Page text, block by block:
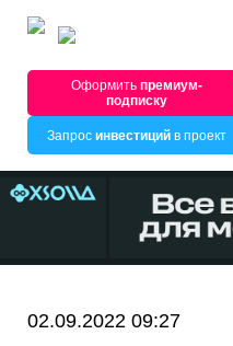
Оформитьпремиум-
подписку
Запрос инвестицийв проект
02.09.2022 09:27